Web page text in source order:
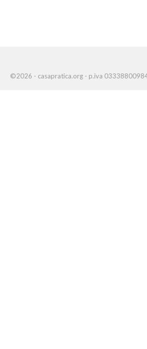
©2026 - casapratica.org - p.iva